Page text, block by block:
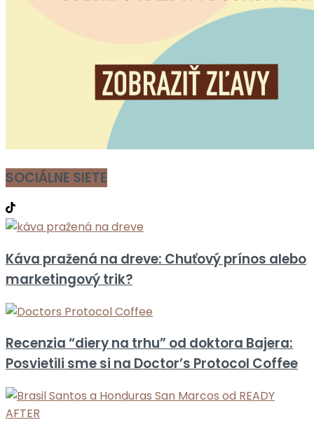
SOCIÁLNE SIETE
Káva pražená na dreve: Chuťový prínos alebo
marketingový trik?
Recenzia “diery na trhu” od doktora Bajera:
Posvietili sme si na Doctor’s Protocol Coffee